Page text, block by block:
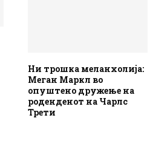
Ни трошка меланхолија:
Меган Маркл во
опуштено дружење на
роденденот на Чарлс
Трети